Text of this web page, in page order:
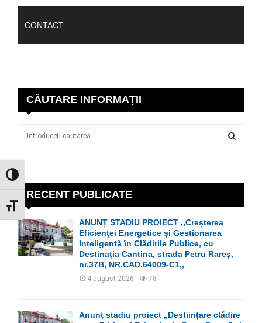
GLISOR NIVEL CONTRAST
GLISOR MĂRIME FONT
CONTACT
CĂUTARE INFORMAȚII
c
h
f
r
:
E
A
C
RECENT PUBLICATE
ANUNȚ STADIU PROIECT ,,Creșterea
Eficienței Energetice și Gestionarea
Inteligentă în Clădirile Publice, cu
Destinația Cantina, strada Petru Rareș,
nr.37B, NR.CAD.64009-C1,,
4 august 2026 78
Anunț stadiu proiect „Desființare clădire